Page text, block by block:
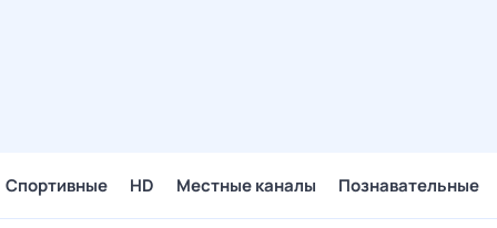
Спортивные HD Местные каналы Познавательные